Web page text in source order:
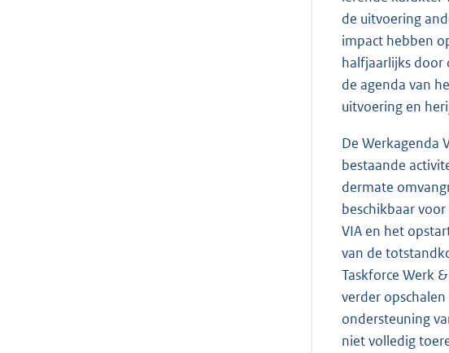
de uitvoering
impact hebben
halfjaarlijks door
de agenda van
uitvoering en
De Werkagenda
bestaande
dermate
beschikbaar
VIA en het
van de
Taskforce Werk
verder
ondersteuning
niet volledig